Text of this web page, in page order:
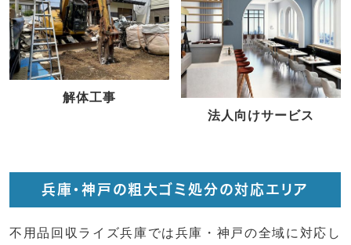
解体工事
法人向けサービス
兵庫・神戸の粗大ゴミ処分の対応エリア
不用品回収ライズ兵庫では兵庫・神戸の全域に対応し